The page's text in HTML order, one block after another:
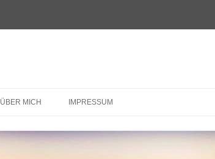
ÜBER MICH IMPRESSUM